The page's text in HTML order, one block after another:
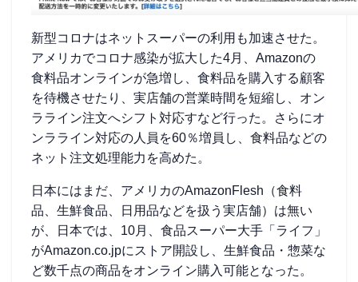
新型コロナはネットスーパーの利用も加速させた。
アメリカでコロナ感染が拡大した4月、Amazonの
食料品オンラインが急増し、食料品を購入する顧客
を待機させたり、実店舗の営業時間を短縮し、オン
ラライン注文へシフト対応すなど行った。さらにオ
ンラライン対応の人員を60％増員し、食料品などの
ネット注文処理能力を高めた。
日本にはまだ、アメリカのAmazonFlesh（食料
品、生鮮食品、日用品などを扱う実店舗）は無い
が、日本では、10月、食品スーパー大手「ライフ」
がAmazon.co.jpにストア開設し、生鮮食品・惣菜な
ど数千点の商品をオンライン購入可能となった。